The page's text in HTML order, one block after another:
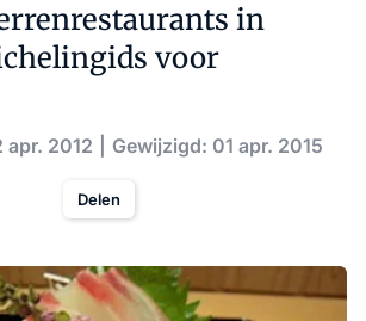
in
voor
apr. 2012 Gewijzigd: 01 apr. 2015
Delen